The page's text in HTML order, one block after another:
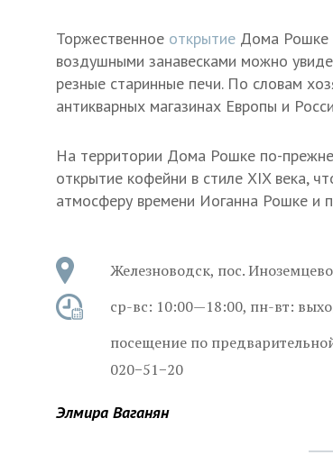
Торжественное открытие Дома Рошке
воздушными занавесками можно
резные старинные печи. По словам
антикварных магазинах Европы и
На территории Дома Рошке по-
открытие кофейни в стиле XIX века,
атмосферу времени Иоганна Рошке и
Железноводск, пос.
ср-вс: 10:00—18:00, пн-вт:
посещение по
020−51−20
Элмира Ваганян